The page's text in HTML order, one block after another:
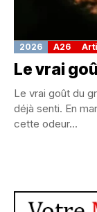
2026 A26
Le vrai
Le vrai goût du
déjà senti. En
cette odeur...